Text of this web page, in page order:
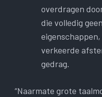
overdragen
die volledig
verkeerde
gedrag.
“Naarmate grote